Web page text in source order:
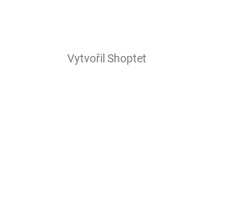
Vytvořil Shoptet